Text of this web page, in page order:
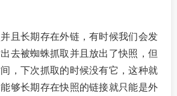
且长期存在外链，有时候我们会发
去被蜘蛛抓取并且放出了快照，但
，下次抓取的时候没有它，这种就
够长期存在快照的链接就只能是外